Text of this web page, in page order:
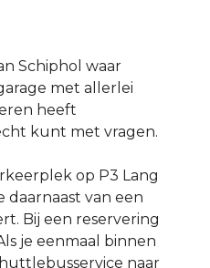
Schiphol waar
met allerlei
heeft
kunt met vragen.
op P3 Lang
daarnaast van een
Bij een reservering
je eenmaal binnen
naar